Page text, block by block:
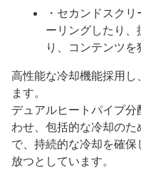
・セカンドスク
ーリングしたり
り、コンテンツを
高性能な冷却機能採用
ます。
デュアルヒートパイプ
わせ、包括的な冷却の
で、持続的な冷却を確
放つとしています。